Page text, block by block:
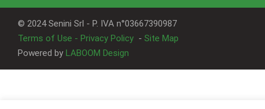
© 2024 Senini Srl - P. IVA n°03667390987
Terms of Use - Privacy Policy - Site Map
Powered by LABOOM Design